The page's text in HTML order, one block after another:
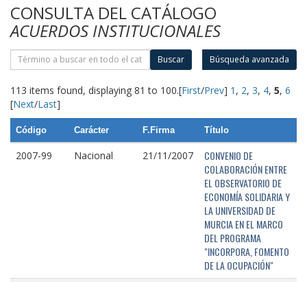
CONSULTA DEL CATÁLOGO
ACUERDOS INSTITUCIONALES
Buscar Búsqueda avanzada
113 items found, displaying 81 to 100.[First/Prev] 1 , 2, 3, 4, 5, 6
[Next/Last]
Código Carácter F.Firma Título
2007-99 Nacional 21/11/2007
CONVENIO DE
COLABORACIÓN ENTRE
EL OBSERVATORIO DE
ECONOMÍA SOLIDARIA Y
LA UNIVERSIDAD DE
MURCIA EN EL MARCO
DEL PROGRAMA
"INCORPORA, FOMENTO
DE LA OCUPACIÓN"